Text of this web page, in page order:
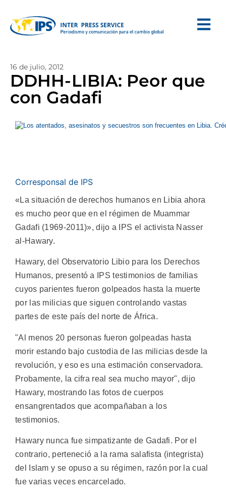
16 de julio, 2012
DDHH-LIBIA: Peor que
con Gadafi
Corresponsal de IPS
«La situación de derechos humanos en Libia ahora
es mucho peor que en el régimen de Muammar
Gadafi (1969-2011)», dijo a IPS el activista Nasser
al-Hawary.
Hawary, del Observatorio Libio para los Derechos
Humanos, presentó a IPS testimonios de familias
cuyos parientes fueron golpeados hasta la muerte
por las milicias que siguen controlando vastas
partes de este país del norte de África.
"Al menos 20 personas fueron golpeadas hasta
morir estando bajo custodia de las milicias desde la
revolución, y eso es una estimación conservadora.
Probamente, la cifra real sea mucho mayor", dijo
Hawary, mostrando las fotos de cuerpos
ensangrentados que acompañaban a los
testimonios.
Hawary nunca fue simpatizante de Gadafi. Por el
contrario, perteneció a la rama salafista (integrista)
del Islam y se opuso a su régimen, razón por la cual
fue varias veces encarcelado.